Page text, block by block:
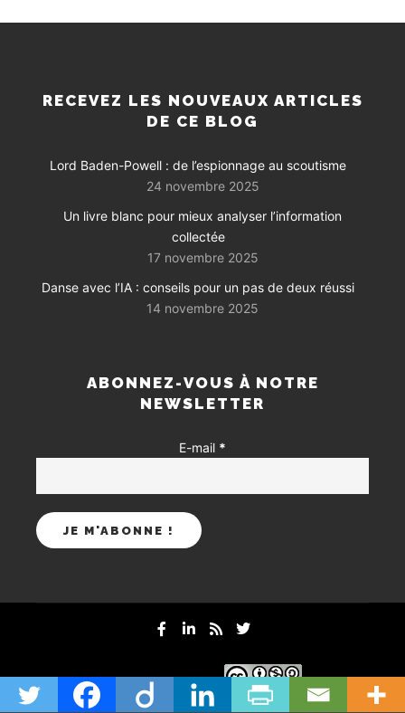
RECEVEZ LES NOUVEAUX ARTICLES
DE CE BLOG
Lord Baden-Powell : de l’espionnage au scoutisme
24 novembre 2025
Un livre blanc pour mieux analyser l’information
collectée
17 novembre 2025
Danse avec l’IA : conseils pour un pas de deux réussi
14 novembre 2025
ABONNEZ-VOUS À NOTRE
NEWSLETTER
E-mail *
mentions-legales